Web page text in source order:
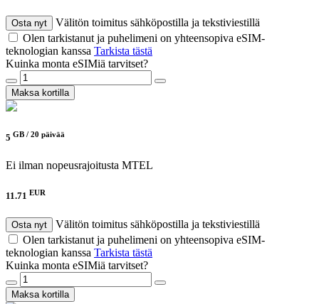
Osta nyt
Välitön toimitus sähköpostilla ja tekstiviestillä
Olen tarkistanut ja puhelimeni on yhteensopiva eSIM-
teknologian kanssa Tarkista tästä
Kuinka monta eSIMiä tarvitset?
Maksa kortilla
5 GB / 20 päivää
Ei ilman nopeusrajoitusta MTEL
11.71 EUR
Osta nyt
Välitön toimitus sähköpostilla ja tekstiviestillä
Olen tarkistanut ja puhelimeni on yhteensopiva eSIM-
teknologian kanssa Tarkista tästä
Kuinka monta eSIMiä tarvitset?
Maksa kortilla